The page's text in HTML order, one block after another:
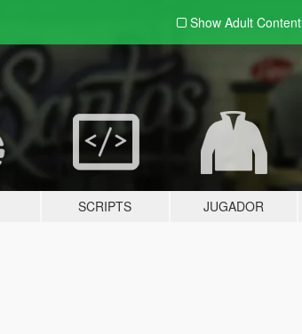
Show Adult Content
SCRIPTS JUGADOR